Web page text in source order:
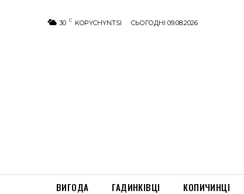
30 C KOPYCHYNTSI СЬОГОДНІ 09.08.2026
ВИГОДА ГАДИНКІВЦІ КОПИЧИНЦІ